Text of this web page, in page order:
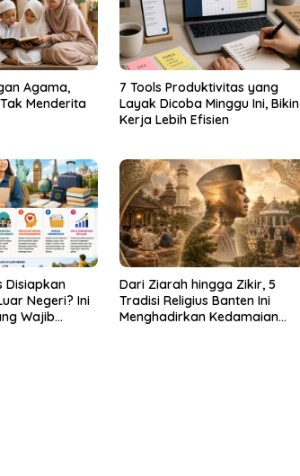
Agama,
Menderita
7 Tools Produktivitas yang
Layak Dicoba Minggu Ini, Bikin
Kerja Lebih Efisien
Disiapkan
Negeri? Ini
Wajib
Dari Ziarah hingga Zikir, 5
Tradisi Religius Banten Ini
Menghadirkan Kedamaian